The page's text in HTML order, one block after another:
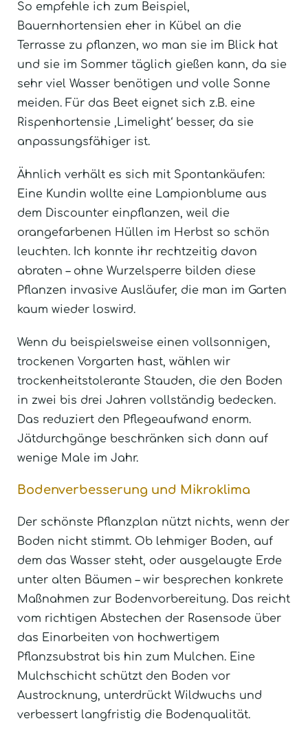
So empfehle ich zum Beispiel,
Bauernhortensien eher in Kübel an die
Terrasse zu pflanzen, wo man sie im Blick hat
und sie im Sommer täglich gießen kann, da sie
sehr viel Wasser benötigen und volle Sonne
meiden. Für das Beet eignet sich z.B. eine
Rispenhortensie ‚Limelight‘ besser, da sie
anpassungsfähiger ist.
Ähnlich verhält es sich mit Spontankäufen:
Eine Kundin wollte eine Lampionblume aus
dem Discounter einpflanzen, weil die
orangefarbenen Hüllen im Herbst so schön
leuchten. Ich konnte ihr rechtzeitig davon
abraten – ohne Wurzelsperre bilden diese
Pflanzen invasive Ausläufer, die man im Garten
kaum wieder loswird.
Wenn du beispielsweise einen vollsonnigen,
trockenen Vorgarten hast, wählen wir
trockenheitstolerante Stauden, die den Boden
in zwei bis drei Jahren vollständig bedecken.
Das reduziert den Pflegeaufwand enorm.
Jätdurchgänge beschränken sich dann auf
wenige Male im Jahr.
Bodenverbesserung und Mikroklima
Der schönste Pflanzplan nützt nichts, wenn der
Boden nicht stimmt. Ob lehmiger Boden, auf
dem das Wasser steht, oder ausgelaugte Erde
unter alten Bäumen – wir besprechen konkrete
Maßnahmen zur Bodenvorbereitung. Das reicht
vom richtigen Abstechen der Rasensode über
das Einarbeiten von hochwertigem
Pflanzsubstrat bis hin zum Mulchen. Eine
Mulchschicht schützt den Boden vor
Austrocknung, unterdrückt Wildwuchs und
verbessert langfristig die Bodenqualität.